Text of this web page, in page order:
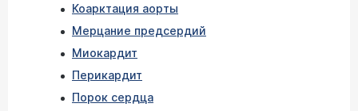
Коарктация аорты
Мерцание предсердий
Миокардит
Перикардит
Порок сердца